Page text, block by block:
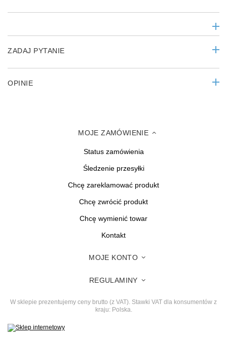
ZADAJ PYTANIE
OPINIE
MOJE ZAMÓWIENIE
Status zamówienia
Śledzenie przesyłki
Chcę zareklamować produkt
Chcę zwrócić produkt
Chcę wymienić towar
Kontakt
MOJE KONTO
REGULAMINY
W sklepie prezentujemy ceny brutto (z VAT). Stawki VAT dla konsumentów z
kraju: Polska.